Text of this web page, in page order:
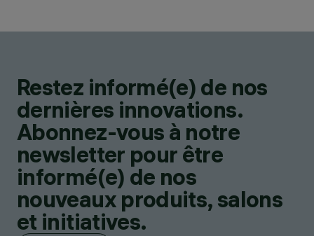
Restez informé(e) de nos
dernières innovations.
Abonnez-vous à notre
newsletter pour être
informé(e) de nos
nouveaux produits, salons
et initiatives.